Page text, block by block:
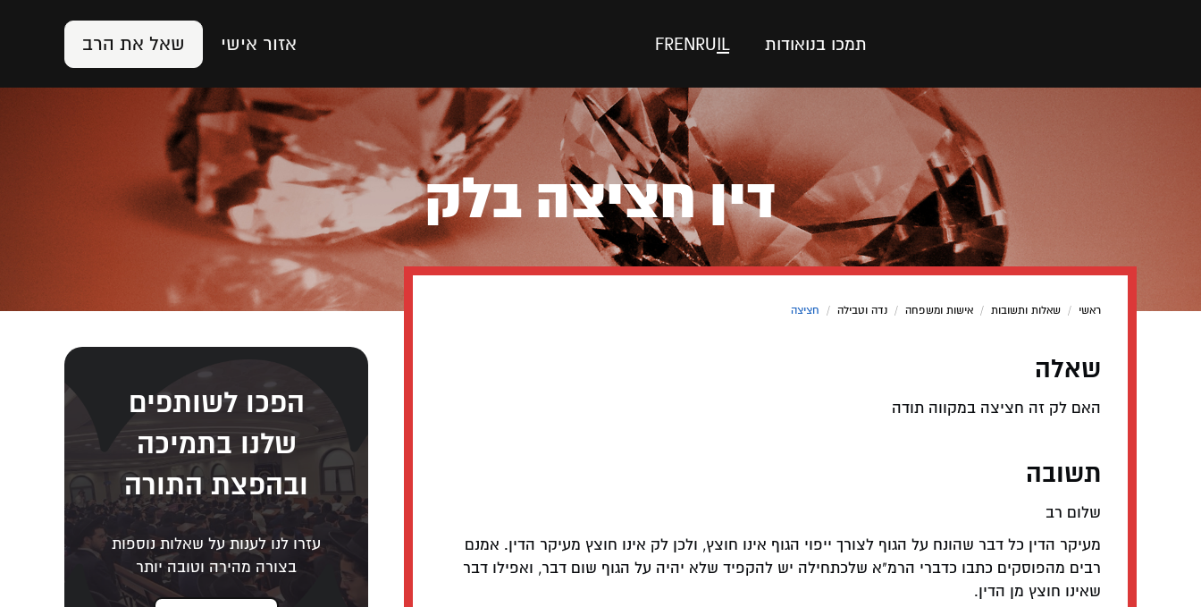
תמכו בנואודות IL
RU
EN
FR אזור אישי שאל את הרב
דין חציצה בלק
ראשי / שאלות ותשובות / אישות ומשפחה / נדה וטבילה / חציצה
שאלה
האם לק זה חציצה במקווה תודה
תשובה
שלום רב
מעיקר הדין כל דבר שהונח על הגוף לצורך ייפוי הגוף אינו חוצץ, ולכן לק אינו חוצץ מעיקר הדין. אמנם
רבים מהפוסקים כתבו כדברי הרמ"א שלכתחילה יש להקפיד שלא יהיה על הגוף שום דבר, ואפילו דבר
שאינו חוצץ מן הדין.
הפכו לשותפים
שלנו בתמיכה
ובהפצת התורה
עזרו לנו לענות על שאלות נוספות
בצורה מהירה וטובה יותר